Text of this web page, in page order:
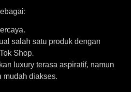
salah satu produk dengan
Shop.
luxury terasa aspiratif, namun
mudah diakses.